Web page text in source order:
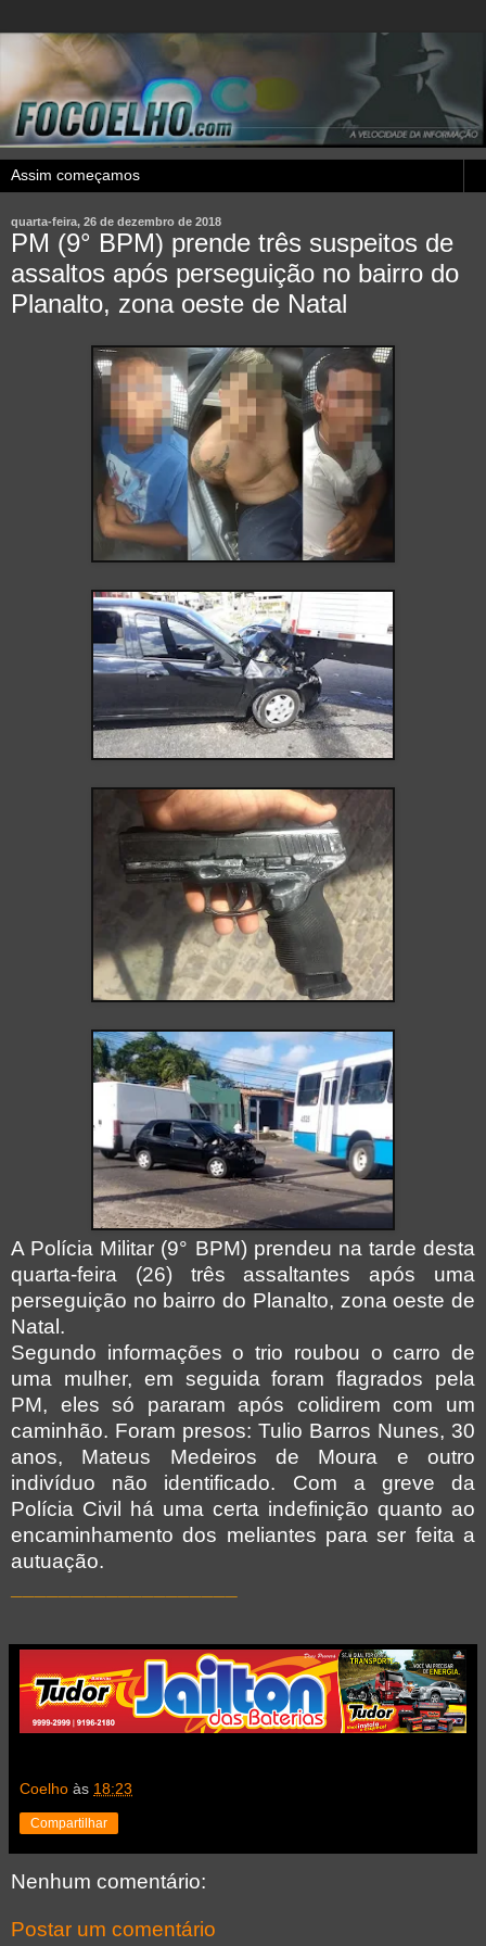
quarta-feira, 26 de dezembro de 2018
PM (9° BPM) prende três suspeitos de
assaltos após perseguição no bairro do
Planalto, zona oeste de Natal
A Polícia Militar (9° BPM) prendeu na tarde desta
quarta-feira (26) três assaltantes após uma
perseguição no bairro do Planalto, zona oeste de
Natal.
Segundo informações o trio roubou o carro de
uma mulher, em seguida foram flagrados pela
PM, eles só pararam após colidirem com um
caminhão. Foram presos: Tulio Barros Nunes, 30
anos, Mateus Medeiros de Moura e outro
indivíduo não identificado. Com a greve da
Polícia Civil há uma certa indefinição quanto ao
encaminhamento dos meliantes para ser feita a
autuação.
Coelho às 18:23
Compartilhar
Nenhum comentário:
Postar um comentário